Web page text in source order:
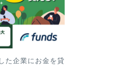
た企業にお金を貸